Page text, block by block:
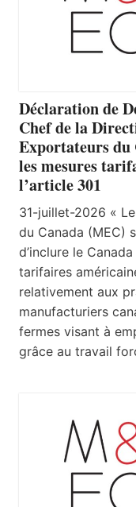
Déclaration de
Chef de la
Exportateurs du
les mesures
l’article 301
31-juillet-2026 «
du Canada (MEC)
d’inclure le
tarifaires
relativement aux
manufacturiers
fermes visant à
grâce au travail